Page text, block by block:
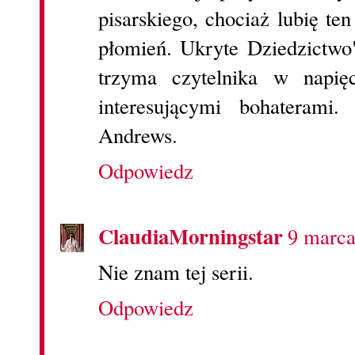
pisarskiego, chociaż lubię
płomień. Ukryte
trzyma czytelnika w
interesującymi
Andrews.
Odpowiedz
ClaudiaMorningstar9
Nie znam tej serii.
Odpowiedz